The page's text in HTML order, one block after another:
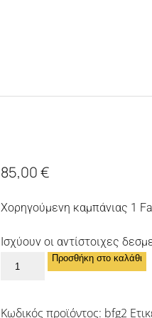
85,00€
Χορηγούμενη καμπάνιας 1
Ισχύουν οι αντίστοιχες
Προσθήκη στο καλάθι
Κωδικός προϊόντος: bfg2